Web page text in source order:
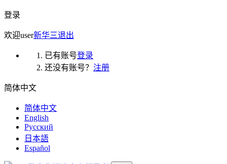
登录
欢迎user新华三退出
已有账号登录
还没有账号？ 注册
简体中文
简体中文
English
Русский
日本語
Español